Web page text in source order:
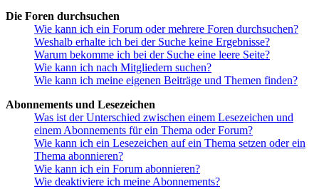
Die Foren durchsuchen
Wie kann ich ein Forum oder mehrere Foren durchsuchen?
Weshalb erhalte ich bei der Suche keine Ergebnisse?
Warum bekomme ich bei der Suche eine leere Seite?
Wie kann ich nach Mitgliedern suchen?
Wie kann ich meine eigenen Beiträge und Themen finden?
Abonnements und Lesezeichen
Was ist der Unterschied zwischen einem Lesezeichen und
einem Abonnements für ein Thema oder Forum?
Wie kann ich ein Lesezeichen auf ein Thema setzen oder ein
Thema abonnieren?
Wie kann ich ein Forum abonnieren?
Wie deaktiviere ich meine Abonnements?